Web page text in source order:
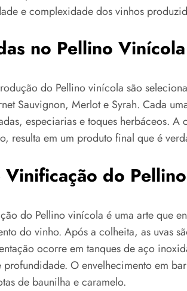
e complexidade dos vinhos
no Pellino Vinícola
do Pellino vinícola são
Sauvignon, Merlot e Syrah. Cada
especiarias e toques herbáceos. A
resulta em um produto final que é
Vinificação do
do Pellino vinícola é uma arte que
do vinho. Após a colheita, as uvas
ocorre em tanques de aço
O envelhecimento em
de baunilha e caramelo.